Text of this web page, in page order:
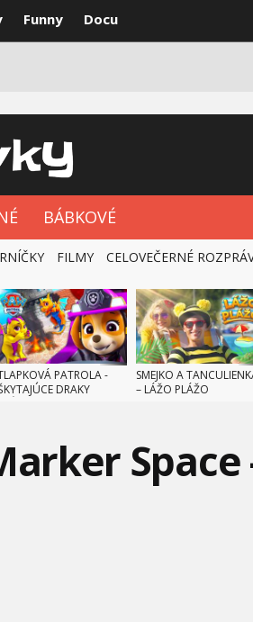
Funny Docu
BÁBKOVÉ
FILMY CELOVEČERNÉ
PATROLA -
DRAKY
SMEJKO A
– LÁŽO PLÁŽO